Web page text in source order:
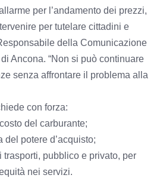
per l’andamento dei prezzi,
per tutelare cittadini e
della Comunicazione
Ancona. “Non si può continuare
senza affrontare il problema alla
con forza:
del carburante;
del potere d’acquisto;
pubblico e privato, per
nei servizi.